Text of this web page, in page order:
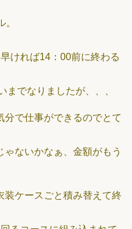
ければ14：00前に終わる
までなりましたが、、、
で仕事ができるのでとて
ないかなぁ、金額がもう
装ケースごと積み替えて終